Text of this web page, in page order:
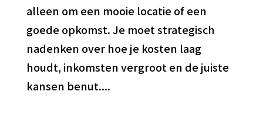
alleen om een mooie locatie of een
goede opkomst. Je moet strategisch
nadenken over hoe je kosten laag
houdt, inkomsten vergroot en de juiste
kansen benut....